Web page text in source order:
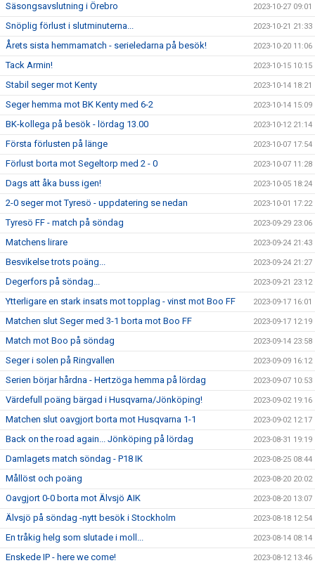
Säsongsavslutning i Örebro 2023-10-27 09:01
Snöplig förlust i slutminuterna... 2023-10-21 21:33
Årets sista hemmamatch - serieledarna på besök! 2023-10-20 11:06
Tack Armin! 2023-10-15 10:15
Stabil seger mot Kenty 2023-10-14 18:21
Seger hemma mot BK Kenty med 6-2 2023-10-14 15:09
BK-kollega på besök - lördag 13.00 2023-10-12 21:14
Första förlusten på länge 2023-10-07 17:54
Förlust borta mot Segeltorp med 2 - 0 2023-10-07 11:28
Dags att åka buss igen! 2023-10-05 18:24
2-0 seger mot Tyresö - uppdatering se nedan 2023-10-01 17:22
Tyresö FF - match på söndag 2023-09-29 23:06
Matchens lirare 2023-09-24 21:43
Besvikelse trots poäng... 2023-09-24 21:27
Degerfors på söndag... 2023-09-21 23:12
Ytterligare en stark insats mot topplag - vinst mot Boo FF 2023-09-17 16:01
Matchen slut Seger med 3-1 borta mot Boo FF 2023-09-17 12:19
Match mot Boo på söndag 2023-09-14 23:58
Seger i solen på Ringvallen 2023-09-09 16:12
Serien börjar hårdna - Hertzöga hemma på lördag 2023-09-07 10:53
Värdefull poäng bärgad i Husqvarna/Jönköping! 2023-09-02 19:16
Matchen slut oavgjort borta mot Husqvarna 1-1 2023-09-02 12:17
Back on the road again... Jönköping på lördag 2023-08-31 19:19
Damlagets match söndag - P18 IK 2023-08-25 08:44
Mållöst och poäng 2023-08-20 20:02
Oavgjort 0-0 borta mot Älvsjö AIK 2023-08-20 13:07
Älvsjö på söndag -nytt besök i Stockholm 2023-08-18 12:54
En tråkig helg som slutade i moll... 2023-08-14 08:14
Enskede IP - here we come! 2023-08-12 13:46